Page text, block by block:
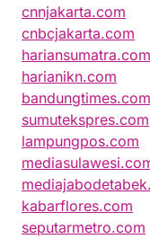
cnnjakarta.com
cnbcjakarta.com
hariansumatra.com
harianikn.com
bandungtimes.com
sumutekspres.com
lampungpos.com
kabarflores.com
seputarmetro.com